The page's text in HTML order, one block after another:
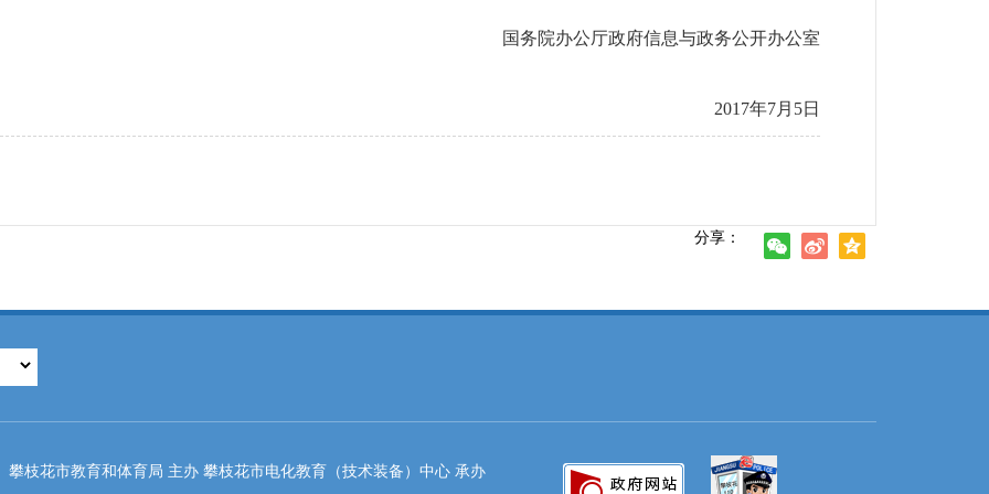
国务院办公厅政府信息与政务公开办公室
2017年7月5日
分享：
攀枝花市教育和体育局 主办 攀枝花市电化教育（技术装备）中心 承办